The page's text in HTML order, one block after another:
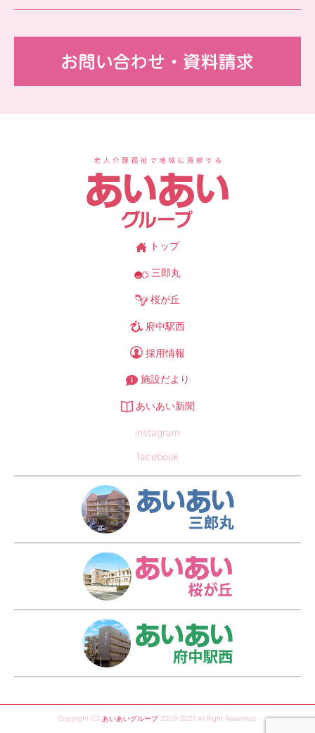
トップ
三郎丸
桜が丘
府中駅西
採用情報
施設だより
あいあい新聞
instagram
facebook
Copyright (C) あいあいグループ 2009-2021 All Right Reserved.